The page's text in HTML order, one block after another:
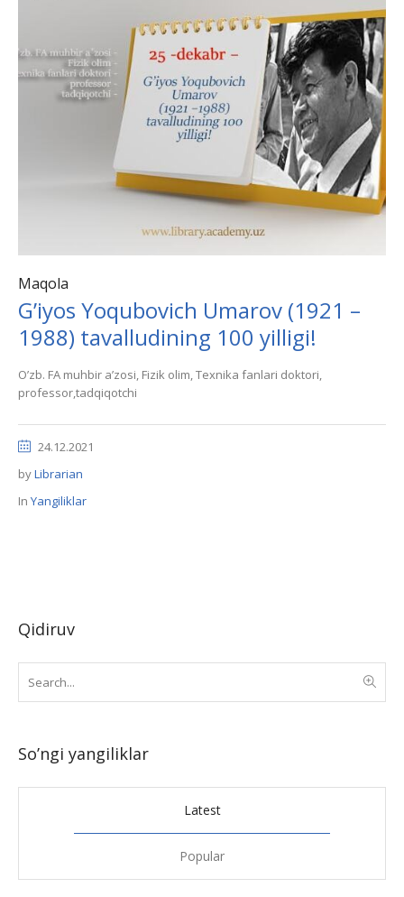
Maqola
G’iyos Yoqubovich Umarov (1921 –
1988) tavalludining 100 yilligi!
Oʼzb. FА muhbir aʼzosi, Fizik olim, Texnika fanlari doktori,
professor,tadqiqotchi
24.12.2021
byLibrarian
In Yangiliklar
Qidiruv
So’ngi yangiliklar
Latest
Popular